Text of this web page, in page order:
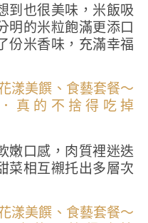
到也很美味，米飯吸
明的米粒飽滿更添口
份米香味，充滿幸福
嫩口感，肉質裡迷迭
菜相互襯托出多層次